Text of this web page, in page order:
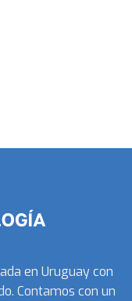
en Uruguay con
Contamos con un